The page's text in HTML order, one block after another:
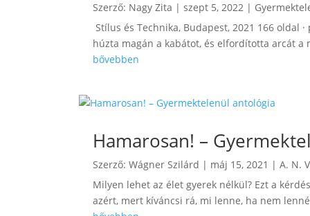
Szerző: Nagy Zita |szept 5, 2022 |
Stílus és Technika, Budapest, 2021 166 oldal
húzta magán a kabátot, és elfordította arcát a
bővebben
Hamarosan! –
Szerző:Wágner Szilárd | máj 15, 2021 |A. N.
Milyen lehet az élet gyerek nélkül? Ezt a
azért, mert kíváncsi rá, mi lenne, ha nem